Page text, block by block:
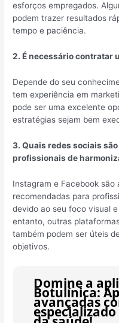
esforços empregados.
podem trazer resultados
tempo e paciência.
2. É necessário contratar
Depende do seu
tem experiência em
pode ser uma excelente
estratégias sejam bem
3. Quais redes sociais
profissionais de
Instagram e Facebook são
recomendadas para
devido ao seu foco visual
entanto, outras
também podem ser úteis
objetivos.
Domine a
Botulínica:
avançadas